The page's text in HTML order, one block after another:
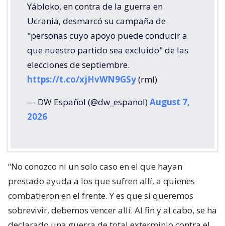
Yábloko, en contra de la guerra en
Ucrania, desmarcó su campaña de
"personas cuyo apoyo puede conducir a
que nuestro partido sea excluido" de las
elecciones de septiembre.
https://t.co/xjHvWN9GSy(rml)
— DW Español (@dw_espanol)August 7,
2026
“No conozco ni un solo caso en el que hayan
prestado ayuda a los que sufren allí, a quienes
combatieron en el frente. Y es que si queremos
sobrevivir, debemos vencer allí. Al fin y al cabo, se ha